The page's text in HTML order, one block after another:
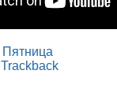
Пятница
Trackback